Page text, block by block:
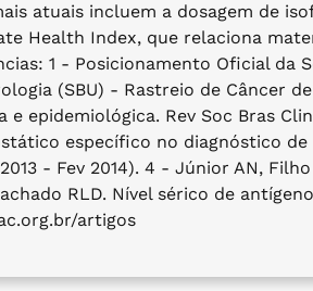
atuais incluem a dosagem de
Health Index, que relaciona
1 - Posicionamento Oficial
(SBU) - Rastreio de Câncer
epidemiológica. Rev Soc Bras Clin
específico no diagnóstico
2013 - Fev 2014). 4 - Júnior AN,
RLD. Nível sérico de
artigos